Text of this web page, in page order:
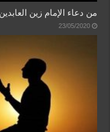
من دعاء الإمام زين
23/05/2020